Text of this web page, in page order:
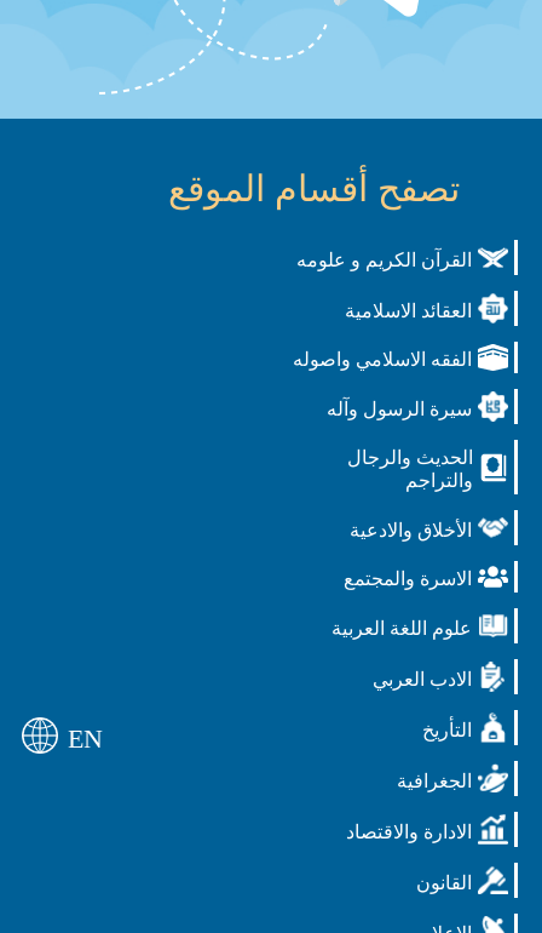
تصفح أقسام الموقع
القرآن الكريم و علومه
العقائد الاسلامية
الفقه الاسلامي واصوله
سيرة الرسول وآله
الحديث والرجال
والتراجم
الأخلاق والادعية
الاسرة والمجتمع
علوم اللغة العربية
الادب العربي
التأريخ
الجغرافية
الادارة والاقتصاد
القانون
EN